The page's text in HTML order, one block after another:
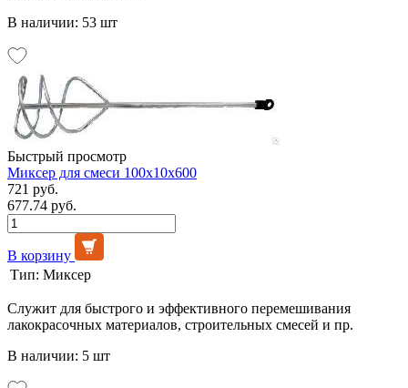
В наличии: 53 шт
Быстрый просмотр
Миксер для смеси 100х10х600
721 руб.
677.74 руб.
В корзину
Тип: Миксер
Служит для быстрого и эффективного перемешивания
лакокрасочных материалов, строительных смесей и пр.
В наличии: 5 шт